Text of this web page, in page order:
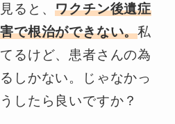
ると、ワクチン後遺症
で根治ができない。私
るけど、患者さんの為
しかない。じゃなかっ
したら良いですか？